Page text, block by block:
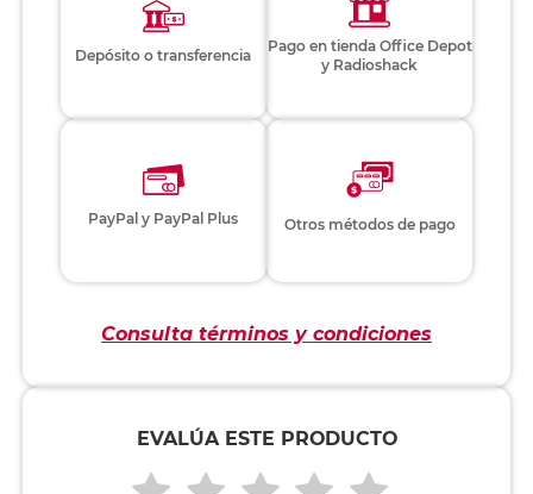
Depósito o transferencia
Pago en tienda Office Depot
y Radioshack
PayPal y PayPal Plus Otros métodos de pago
Consulta términos y condiciones
EVALÚA ESTE PRODUCTO